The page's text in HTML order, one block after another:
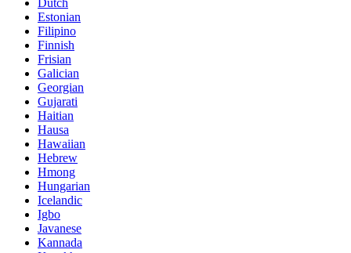
Dutch
Estonian
Filipino
Finnish
Frisian
Galician
Georgian
Gujarati
Haitian
Hausa
Hawaiian
Hebrew
Hmong
Hungarian
Icelandic
Igbo
Javanese
Kannada